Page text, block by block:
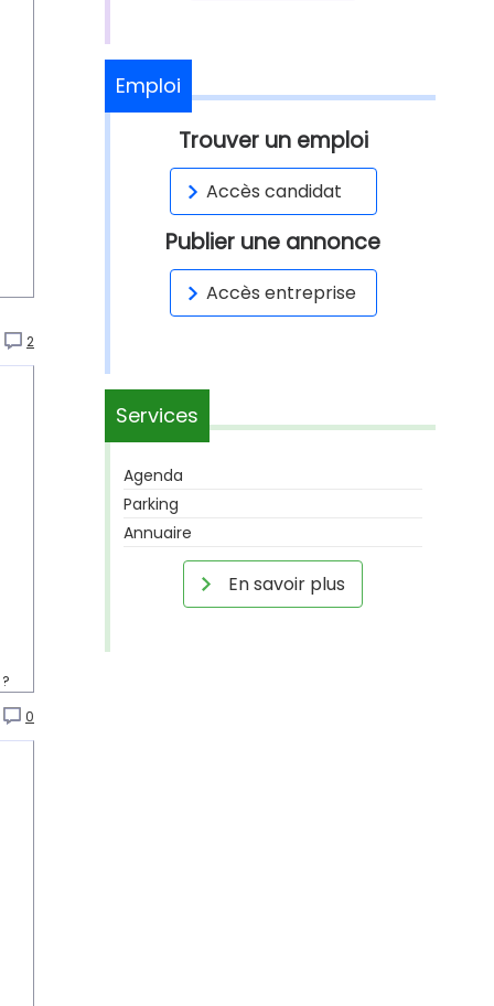
2
0
Emploi
Trouver un emploi
Accès candidat
Publier une annonce
Accès entreprise
Services
Agenda
Parking
Annuaire
En savoir plus